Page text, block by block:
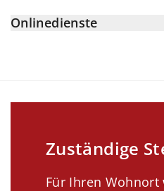
Onlinedienste
Zuständige
Für Ihren